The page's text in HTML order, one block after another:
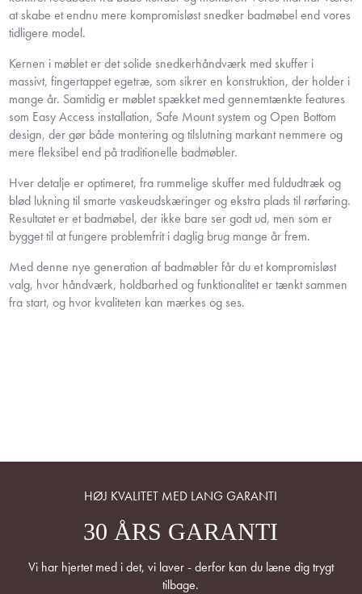
at skabe et endnu mere kompromisløst snedker badmøbel end vores
tidligere model.
Kernen i møblet er det solide snedkerhåndværk med skuffer i
massivt, fingertappet egetræ, som sikrer en konstruktion, der holder i
mange år. Samtidig er møblet spækket med gennemtænkte features
som Easy Access installation, Safe Mount system og Open Bottom
design, der gør både montering og tilslutning markant nemmere og
mere fleksibel end på traditionelle badmøbler.
Hver detalje er optimeret, fra rummelige skuffer med fuldudtræk og
blød lukning til smarte vaskeudskæringer og ekstra plads til rørføring.
Resultatet er et badmøbel, der ikke bare ser godt ud, men som er
bygget til at fungere problemfrit i daglig brug mange år frem.
Med denne nye generation af badmøbler får du et kompromisløst
valg, hvor håndværk, holdbarhed og funktionalitet er tænkt sammen
fra start, og hvor kvaliteten kan mærkes og ses.
HØJ KVALITET MED LANG GARANTI
30 ÅRS GARANTI
Vi har hjertet med i det, vi laver - derfor kan du læne dig trygt
tilbage.